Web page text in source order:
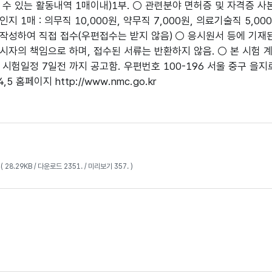
수 있는 활동내역 1매이내)1부. ○ 관련분야 면허증 및 자격증
지 1매 : 의무직 10,000원, 약무직 7,000원, 의료기술직
성하여 직접 접수(우편접수는 받지 않음) ○ 응시원서 등에 기재
자의 책임으로 하며, 접수된 서류는 반환하지 않음. ○ 본 시험
시험일정 7일전 까지 공고함. 우편번호 100-196 서울 중구 을
홈페이지 http://www.nmc.go.kr
( 28.29KB / 다운로드 2351. / 미리보기 357. )